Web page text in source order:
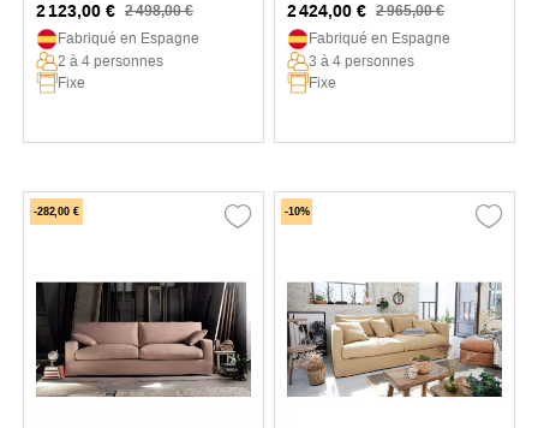
2 123,00 € 2 498,00 €
Fabriqué en Espagne
2 à 4 personnes
Fixe
2 424,00 € 2 965,00 €
Fabriqué en Espagne
3 à 4 personnes
Fixe
-282,00 € -10%